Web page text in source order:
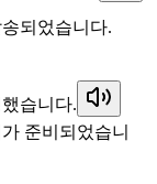
되었습니다.
습니다.
준비되었습니